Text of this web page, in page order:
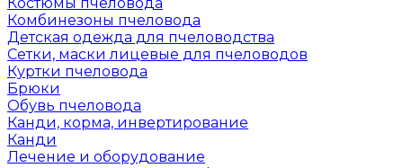
Комбинезоны пчеловода
Детская одежда для пчеловодства
Сетки, маски лицевые для пчеловодов
Куртки пчеловода
Брюки
Обувь пчеловода
Канди, корма, инвертирование
Канди
Лечение и оборудование